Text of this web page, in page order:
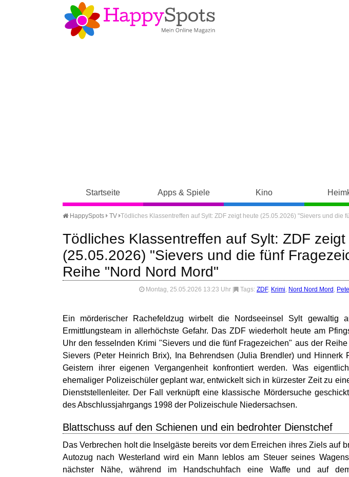
Startseite Apps & Spiele Kino
HappySpots TV Tödliches Klassentreffen auf Sylt: ZDF zeigt heute (25.05.2026) "Sievers und die
Tödliches Klassentreffen auf Sylt: ZDF
(25.05.2026) "Sievers und die fünf
Reihe "Nord Nord Mord"
Montag, 25.05.2026 13:23 Uhr Tags: ZDF, Krimi, Nord Nord Mord ,
Ein mörderischer Rachefeldzug wirbelt die Nordseeinsel Sylt gewaltig
Ermittlungsteam in allerhöchste Gefahr. Das ZDF wiederholt heute am
Uhr den fesselnden Krimi "Sievers und die fünf Fragezeichen" aus der
Sievers (Peter Heinrich Brix), Ina Behrendsen (Julia Brendler) und Hinnerk
Geistern ihrer eigenen Vergangenheit konfrontiert werden. Was
ehemaliger Polizeischüler geplant war, entwickelt sich in kürzester Zeit zu
Dienststellenleiter. Der Fall verknüpft eine klassische Mördersuche
des Abschlussjahrgangs 1998 der Polizeischule Niedersachsen.
Blattschuss auf den Schienen und ein bedrohter Dienstchef
Das Verbrechen holt die Inselgäste bereits vor dem Erreichen ihres Ziels auf
Autozug nach Westerland wird ein Mann leblos am Steuer seines
nächster Nähe, während im Handschuhfach eine Waffe und auf